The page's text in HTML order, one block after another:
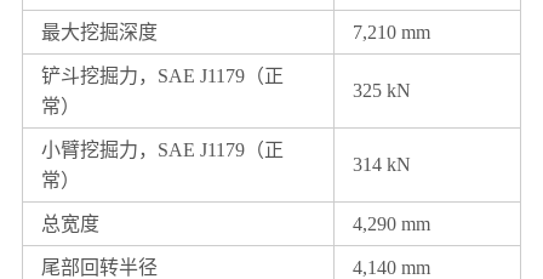
最大挖掘深度 7,210 mm
铲斗挖掘力，SAE J1179（正
常）
325 kN
小臂挖掘力，SAE J1179（正
常）
314 kN
总宽度 4,290 mm
尾部回转半径 4,140 mm